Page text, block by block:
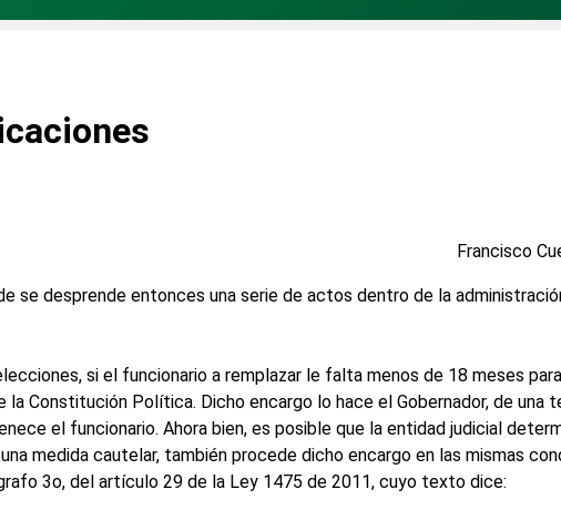
Francisco
se desprende entonces una serie de actos dentro de la
si el funcionario a remplazar le falta menos de 18 meses
Constitución Política. Dicho encargo lo hace el Gobernador, de una
el funcionario. Ahora bien, es posible que la entidad judicial
medida cautelar, también procede dicho encargo en las mismas
3o, del artículo 29 de la Ley 1475 de 2011, cuyo texto dice: